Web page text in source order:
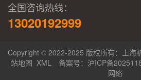
全国咨询热线：
13020192999
Copyright © 2022-2025 版权所有：上海
站地图 XML 备案号： 沪ICP备
网络